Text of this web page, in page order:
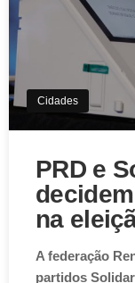
Cidades
PRD e
na
A federação
partidos